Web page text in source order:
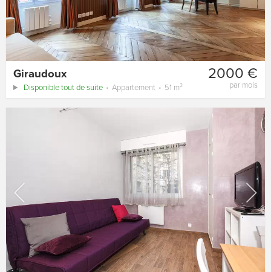
2000 €
par mois
Giraudoux
Disponible tout de suite Appartement 51 m²